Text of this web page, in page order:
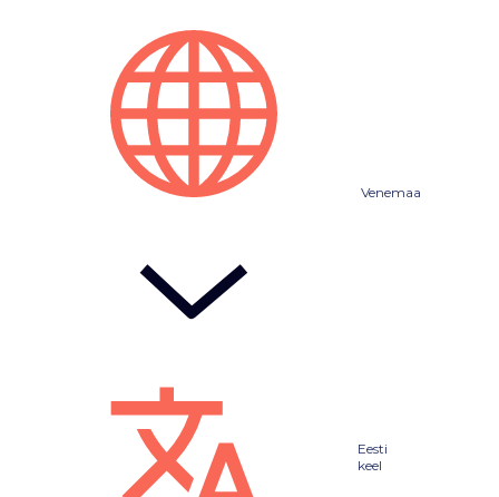
Venemaa
Eesti
keel